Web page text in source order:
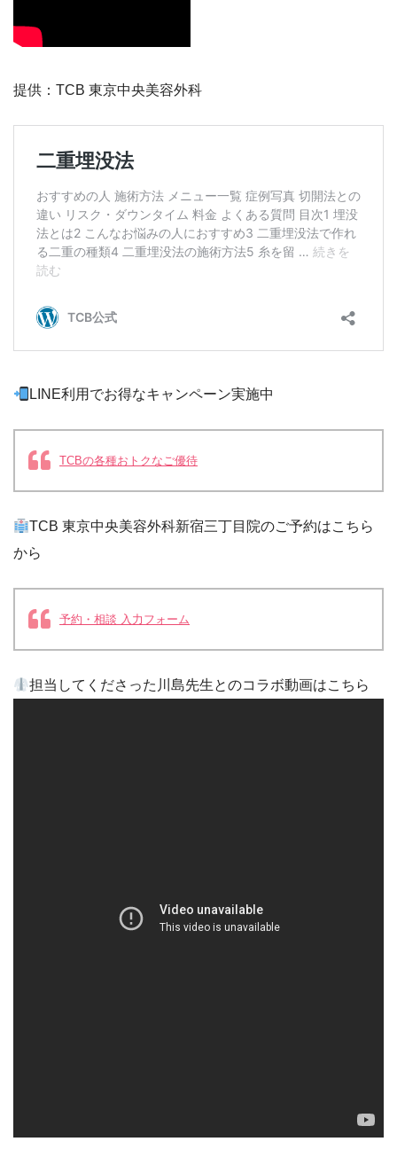
提供：TCB 東京中央美容外科
LINE利用でお得なキャンペーン実施中
TCBの各種おトクなご優待
TCB 東京中央美容外科新宿三丁目院のご予約はこちら
から
予約・相談 入力フォーム
担当してくださった川島先生とのコラボ動画はこちら